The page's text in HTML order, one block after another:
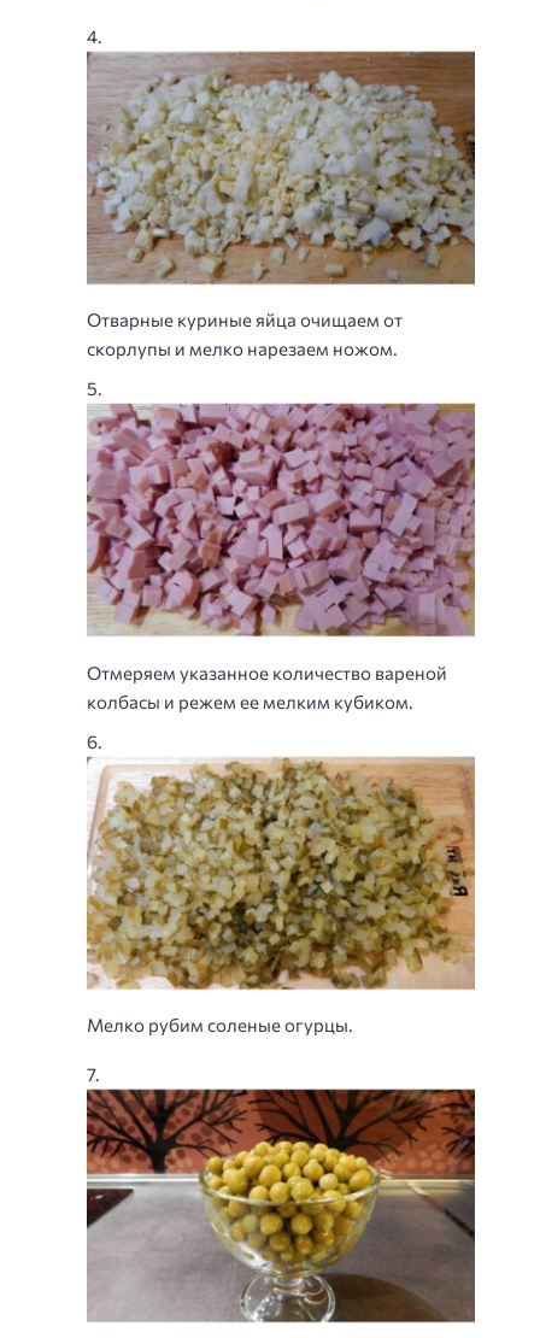
Отварные куриные яйца очищаем от
скорлупы и мелко нарезаем ножом.
Отмеряем указанное количество вареной
колбасы и режем ее мелким кубиком.
Мелко рубим соленые огурцы.